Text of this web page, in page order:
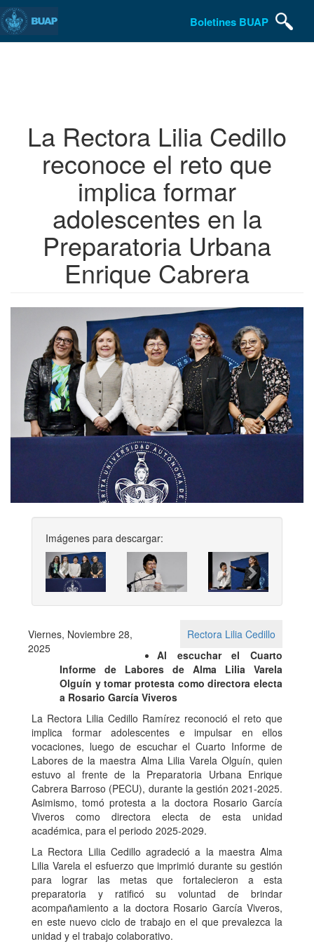
Boletines BUAP
La Rectora Lilia Cedillo
reconoce el reto que
implica formar
adolescentes en la
Preparatoria Urbana
Enrique Cabrera
Imágenes para descargar:
Previous Next
Viernes, Noviembre 28,
2025
Rectora Lilia Cedillo
Al escuchar el Cuarto
Informe de Labores de Alma Lilia Varela
Olguín y tomar protesta como directora electa
a Rosario García Viveros
La Rectora Lilia Cedillo Ramírez reconoció el reto que
implica formar adolescentes e impulsar en ellos
vocaciones, luego de escuchar el Cuarto Informe de
Labores de la maestra Alma Lilia Varela Olguín, quien
estuvo al frente de la Preparatoria Urbana Enrique
Cabrera Barroso (PECU), durante la gestión 2021-2025.
Asimismo, tomó protesta a la doctora Rosario García
Viveros como directora electa de esta unidad
académica, para el periodo 2025-2029.
La Rectora Lilia Cedillo agradeció a la maestra Alma
Lilia Varela el esfuerzo que imprimió durante su gestión
para lograr las metas que fortalecieron a esta
preparatoria y ratificó su voluntad de brindar
acompañamiento a la doctora Rosario García Viveros,
en este nuevo ciclo de trabajo en el que prevalezca la
unidad y el trabajo colaborativo.